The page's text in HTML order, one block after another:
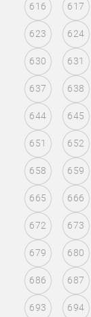
616 617
623 624
630 631
637 638
644 645
651 652
658 659
665 666
672 673
679 680
686 687
693 694